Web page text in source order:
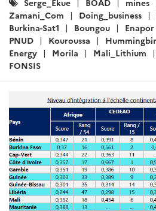
:
Serge_Ekue BOAD mines
Zamani_Com
Doing_business
Burkina-Sat1
Boungou Enapor
PNUD
Kouroussa
Energy
Morila Mali_Lithium
FONSIS